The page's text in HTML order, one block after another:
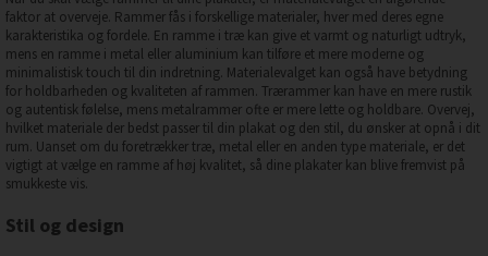
faktor at overveje. Rammer fås i forskellige materialer, hver med deres egne
karakteristika og fordele. En ramme i træ kan give et varmt og naturligt udtryk,
mens en ramme i metal eller aluminium kan tilføre et mere moderne og
minimalistisk touch til din indretning. Materialevalget kan også have betydning
for holdbarheden og kvaliteten af rammen. Trærammer kan have en mere rustik
og autentisk følelse, mens metalrammer ofte er mere lette og holdbare. Overvej,
hvilket materiale der bedst passer til din plakat og den stil, du ønsker at opnå i dit
rum. Uanset om du foretrækker træ, metal eller en anden type materiale, er det
vigtigt at vælge en ramme af høj kvalitet, så dine plakater kan blive fremvist på
smukkeste vis.
Stil og design